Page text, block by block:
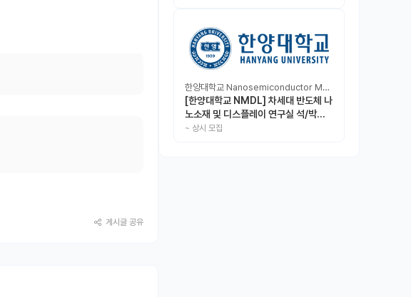
한양대학교 Nanosemiconductor Materials & Display Laboratory
[한양대학교 NMDL] 차세대 반도체 나
노소재 및 디스플레이 연구실 석/박사/
인턴 모집
~ 상시 모집
게시글 공유